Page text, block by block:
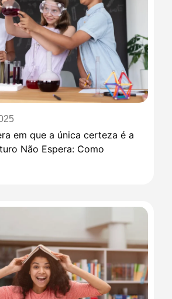
em que a única certeza é a
Não Espera: Como